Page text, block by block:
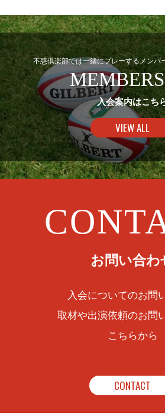
不惑倶楽部では一緒にプレーするメンバ
入会案内はこち
VIEW ALL
お問い合わ
入会についてのお問
取材や出演依頼のお問
こちらから
CONTACT